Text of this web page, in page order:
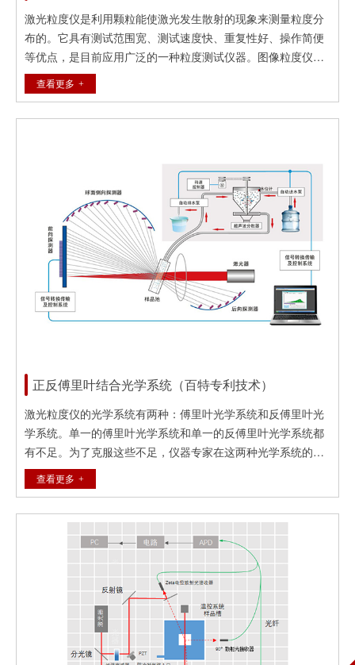
激光粒度仪是利用颗粒能使激光发生散射的现象来测量粒度分
布的。它具有测试范围宽、测试速度快、重复性好、操作简便
等优点，是目前应用广泛的一种粒度测试仪器。图像粒度仪是
利用显微镜将微小的颗粒放大，再用照相机拍成照片并通过专
用软件对每个颗粒图像进行分析来测量粒度和粒形的。它具有
激光/图像同步分析，相互验证…
查看更多
正反傅里叶结合光学系统（百特专利技术）
激光粒度仪的光学系统有两种：傅里叶光学系统和反傅里叶光
学系统。单一的傅里叶光学系统和单一的反傅里叶光学系统都
有不足。为了克服这些不足，仪器专家在这两种光学系统的基
础上先后研制出了双光束系统和双镜头系统等，但新系统成本
有很大提高。百特在国内外率先研制成功了正反傅里叶结合光
号是由傅里叶光学系统产生、接收和处理的，用单光束和单镜
头实现了散射光的全角度接收。这种技术不仅达到了进口仪器
多光束技术的效果，还避免了多光束系...
查看更多